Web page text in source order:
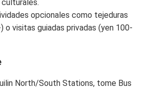
opcionales como tejeduras
o visitas guiadas privadas (yen 100-
North/South Stations, tome Bus